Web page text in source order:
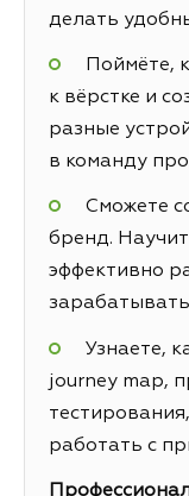
делать
Поймёте,
к вёрстке и
разные
в команду
Сможете
бренд.
эффективно
Узнаете,
journey map,
работать с